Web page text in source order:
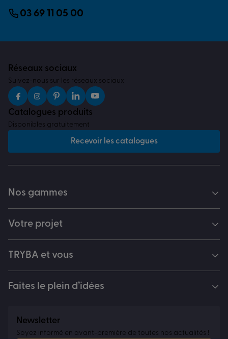
03 69 11 05 00
Réseaux sociaux
Suivez-nous sur les réseaux sociaux
Catalogues produits
Disponibles gratuitement
Recevoir les catalogues
Nos gammes
Votre projet
TRYBA et vous
Faites le plein d’idées
Newsletter
Soyez informé en avant-première de toutes nos actualités !